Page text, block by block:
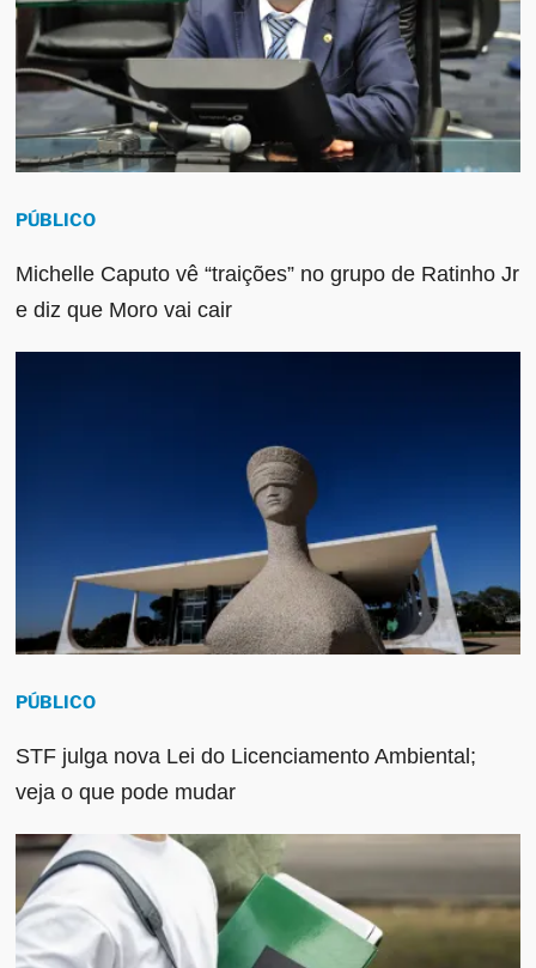
PÚBLICO
Michelle Caputo vê “traições” no grupo de Ratinho Jr
e diz que Moro vai cair
PÚBLICO
STF julga nova Lei do Licenciamento Ambiental;
veja o que pode mudar